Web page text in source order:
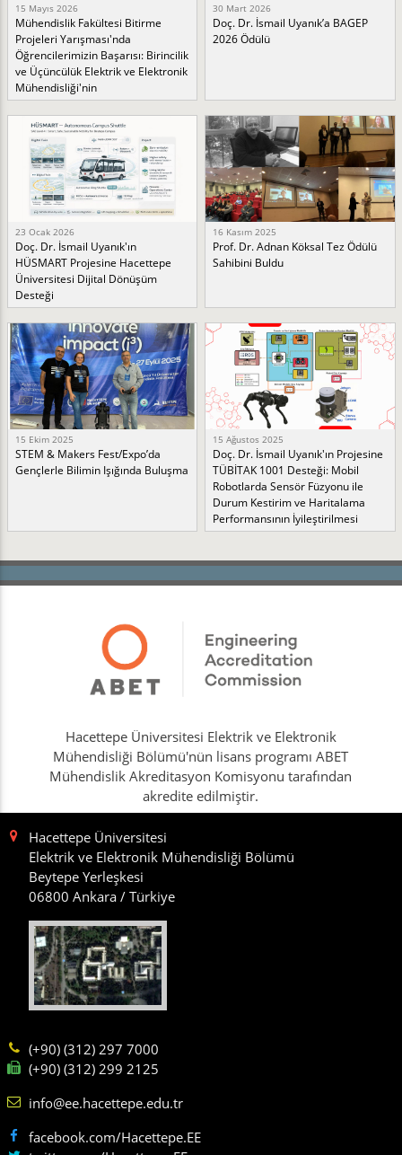
15 Mayıs 2026
Mühendislik Fakültesi Bitirme
Projeleri Yarışması'nda
Öğrencilerimizin Başarısı: Birincilik
ve Üçüncülük Elektrik ve Elektronik
Mühendisliği'nin
30 Mart 2026
Doç. Dr. İsmail Uyanık’a BAGEP
2026 Ödülü
23 Ocak 2026
Doç. Dr. İsmail Uyanık'ın
HÜSMART Projesine Hacettepe
Üniversitesi Dijital Dönüşüm
Desteği
16 Kasım 2025
Prof. Dr. Adnan Köksal Tez Ödülü
Sahibini Buldu
15 Ekim 2025
STEM & Makers Fest/Expo’da
Gençlerle Bilimin Işığında Buluşma
15 Ağustos 2025
Doç. Dr. İsmail Uyanık'ın Projesine
TÜBİTAK 1001 Desteği: Mobil
Robotlarda Sensör Füzyonu ile
Durum Kestirim ve Haritalama
Performansının İyileştirilmesi
Hacettepe Üniversitesi Elektrik ve Elektronik
Mühendisliği Bölümü'nün lisans programı ABET
Mühendislik Akreditasyon Komisyonu tarafından
akredite edilmiştir.
Hacettepe Üniversitesi
Elektrik ve Elektronik Mühendisliği Bölümü
Beytepe Yerleşkesi
06800 Ankara / Türkiye
(+90) (312) 297 7000
(+90) (312) 299 2125
info@ee.hacettepe.edu.tr
facebook.com/Hacettepe.EE